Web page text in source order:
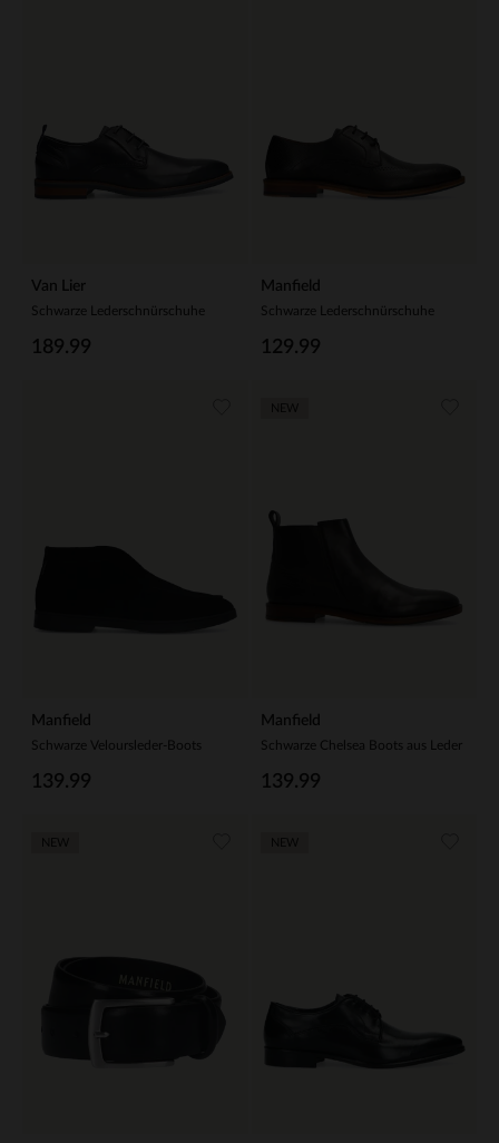
Van Lier
Schwarze Lederschnürschuhe
189.99
Manfield
Schwarze Lederschnürschuhe
129.99
Manfield
Schwarze Veloursleder-Boots
139.99
Manfield
Schwarze Chelsea Boots aus Leder
139.99